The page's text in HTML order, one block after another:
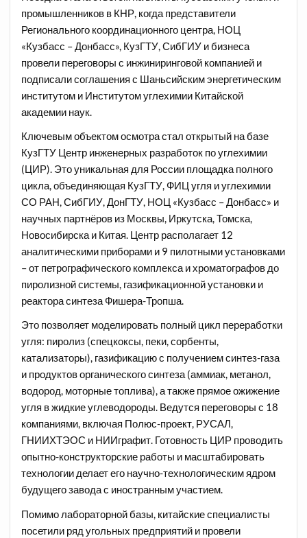
промышленников в КНР, когда представители
Регионального координационного центра, НОЦ
«Кузбасс – Донбасс», КузГТУ, СибГИУ и бизнеса
провели переговоры с инжиниринговой компанией и
подписали соглашения с Шаньсийским энергетическим
институтом и Институтом углехимии Китайской
академии наук.
Ключевым объектом осмотра стал открытый на базе
КузГТУ Центр инженерных разработок по углехимии
(ЦИР). Это уникальная для России площадка полного
цикла, объединяющая КузГТУ, ФИЦ угля и углехимии
СО РАН, СибГИУ, ДонГТУ, НОЦ «Кузбасс – Донбасс» и
научных партнёров из Москвы, Иркутска, Томска,
Новосибирска и Китая. Центр располагает 12
аналитическими приборами и 9 пилотными установками
– от петрографического комплекса и хроматографов до
пиролизной системы, газификационной установки и
реактора синтеза Фишера-Тропша.
Это позволяет моделировать полный цикл переработки
угля: пиролиз (спецкоксы, пеки, сорбенты,
катализаторы), газификацию с получением синтез-газа
и продуктов органического синтеза (аммиак, метанол,
водород, моторные топлива), а также прямое ожижение
угля в жидкие углеводороды. Ведутся переговоры с 18
компаниями, включая Полюс-проект, РУСАЛ,
ГНИИХТЭОС и НИИграфит. Готовность ЦИР проводить
опытно-конструкторские работы и масштабировать
технологии делает его научно-технологическим ядром
будущего завода с иностранным участием.
Помимо лабораторной базы, китайские специалисты
посетили ряд угольных предприятий и провели